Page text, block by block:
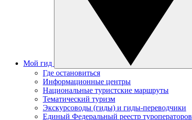
Мой гид
Где остановиться
Информационные центры
Национальные туристские маршруты
Тематический туризм
Экскурсоводы (гиды) и гиды-переводчики
Единый Федеральный реестр туроператоров